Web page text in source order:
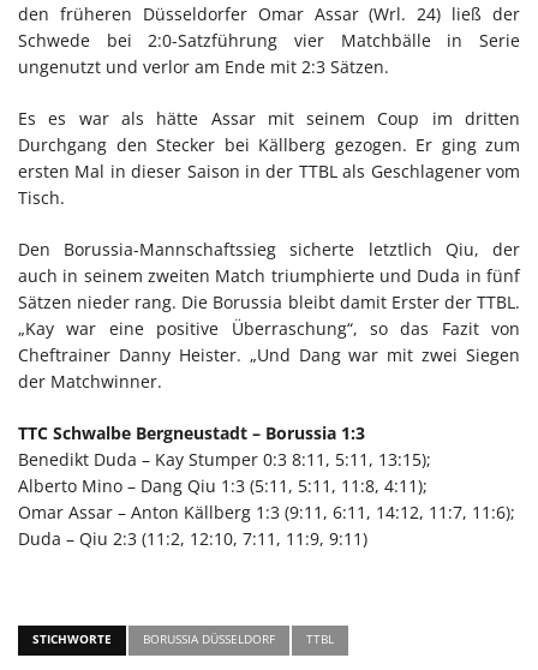
den früheren Düsseldorfer Omar Assar (Wrl. 24) ließ der
Schwede bei 2:0-Satzführung vier Matchbälle in Serie
ungenutzt und verlor am Ende mit 2:3 Sätzen.
Es es war als hätte Assar mit seinem Coup im dritten
Durchgang den Stecker bei Källberg gezogen. Er ging zum
ersten Mal in dieser Saison in der TTBL als Geschlagener vom
Tisch.
Den Borussia-Mannschaftssieg sicherte letztlich Qiu, der
auch in seinem zweiten Match triumphierte und Duda in fünf
Sätzen nieder rang. Die Borussia bleibt damit Erster der TTBL.
„Kay war eine positive Überraschung“, so das Fazit von
Cheftrainer Danny Heister. „Und Dang war mit zwei Siegen
der Matchwinner.
TTC Schwalbe Bergneustadt – Borussia 1:3
Benedikt Duda – Kay Stumper 0:3 8:11, 5:11, 13:15);
Alberto Mino – Dang Qiu 1:3 (5:11, 5:11, 11:8, 4:11);
Omar Assar – Anton Källberg 1:3 (9:11, 6:11, 14:12, 11:7, 11:6);
Duda – Qiu 2:3 (11:2, 12:10, 7:11, 11:9, 9:11)
STICHWORTE BORUSSIA DÜSSELDORF TTBL